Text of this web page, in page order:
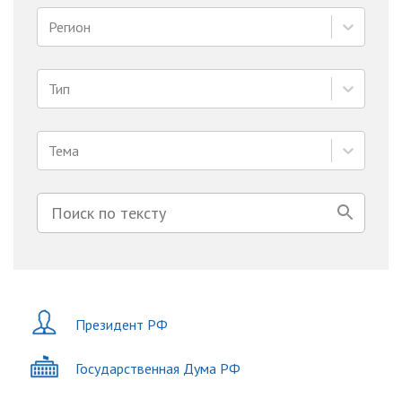
Регион
Тип
Тема
Президент РФ
Государственная Дума РФ